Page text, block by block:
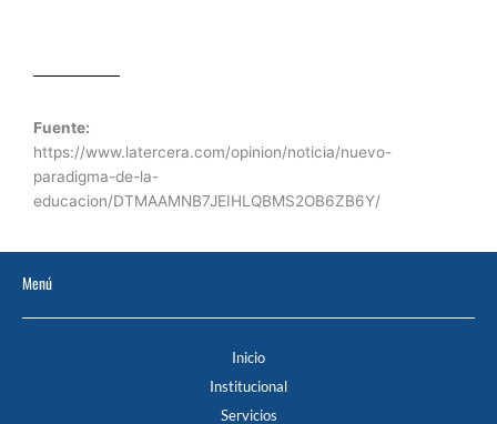
Fuente:
https://www.latercera.com/opinion/noticia/nuevo-
paradigma-de-la-
educacion/DTMAAMNB7JEIHLQBMS2OB6ZB6Y/
Menú
Inicio
Institucional
Servicios